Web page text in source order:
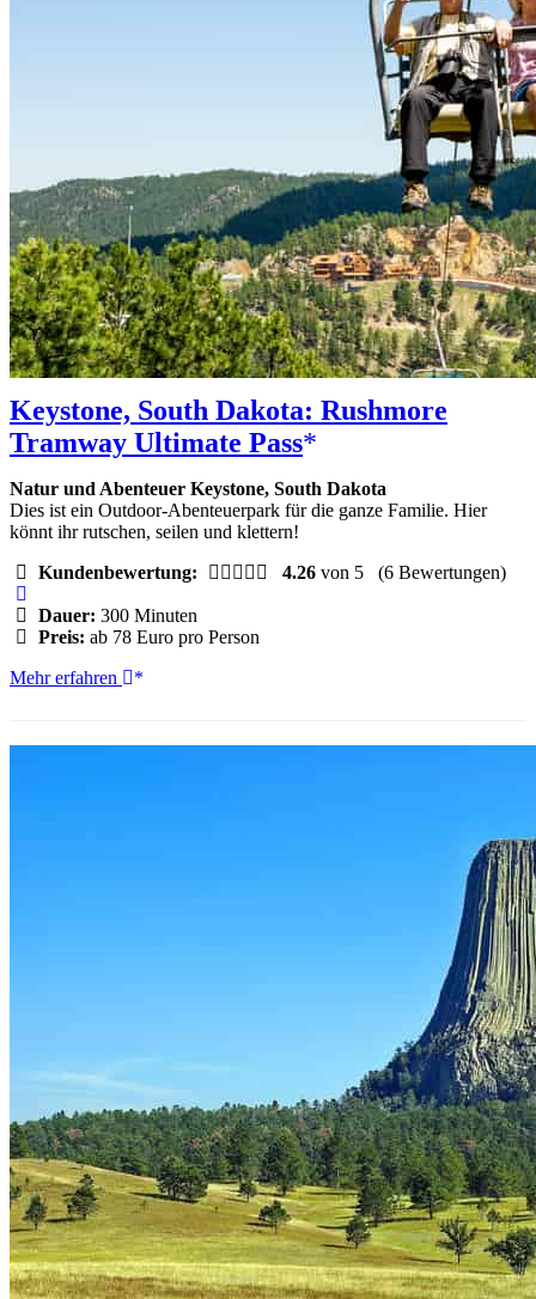
Keystone, South Dakota: Rushmore
Tramway Ultimate Pass
Natur und Abenteuer Keystone, South Dakota
Dies ist ein Outdoor-Abenteuerpark für die ganze Familie. Hier
könnt ihr rutschen, seilen und klettern!
Kundenbewertung:
4.26 von 5 (6 Bewertungen)
Dauer: 300 Minuten
Preis: ab 78 Euro pro Person
Keystone,
Rushmore
Mehr erfahren